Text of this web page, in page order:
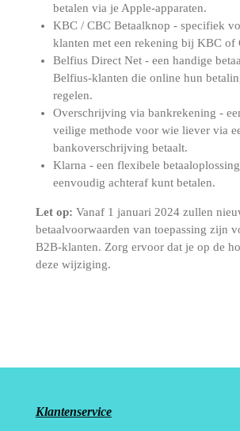
betalen via je Apple-apparaten.
KBC / CBC Betaalknop - specifiek
klanten met een rekening bij KBC of
Belfius Direct Net - een handige
Belfius-klanten die online hun
regelen.
Overschrijving via bankrekening -
veilige methode voor wie liever via
bankoverschrijving betaalt.
Klarna - een flexibele
eenvoudig achteraf kunt betalen.
Let op: Vanaf 1 januari 2024 zullen
betaalvoorwaarden van toepassing zijn
B2B-klanten. Zorg ervoor dat je op de
deze wijziging.
Klantenservice